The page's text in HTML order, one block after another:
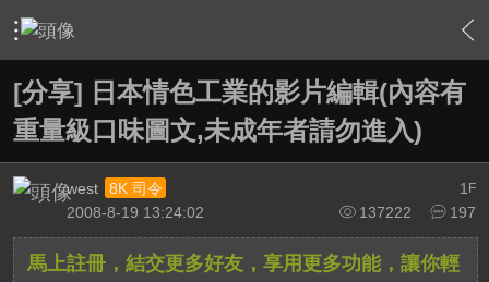
› 影片創作區 › 剪接軟硬體討論區 › 內容
[分享] 日本情色工業的影片編輯(內容有
重量級口味圖文,未成年者請勿進入)
1 F
west
8K 司令
137222
197
2008-8-19 13:24:02
馬上註冊，結交更多好友，享用更多功能，讓你輕